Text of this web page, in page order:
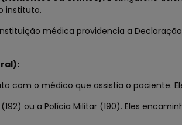
instituto.
médica providencia a
com o médico que assistia o paciente.
(192) ou a Polícia Militar (190). Eles